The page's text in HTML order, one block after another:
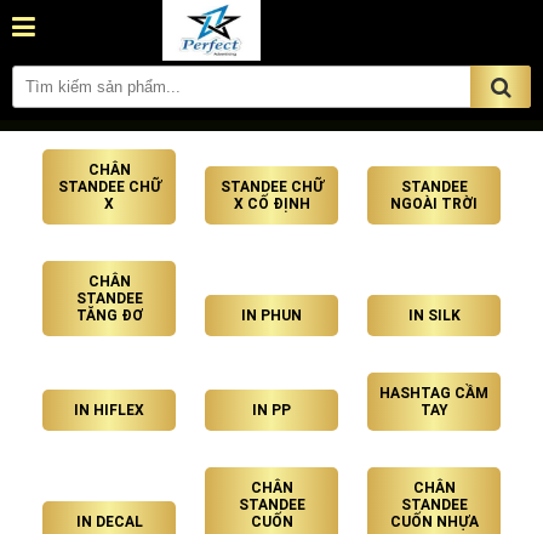
CHÂN
STANDEE CHỮ
X
STANDEE CHỮ
X CỐ ĐỊNH
STANDEE
NGOÀI TRỜI
CHÂN
STANDEE
TĂNG ĐƠ
IN PHUN IN SILK
IN HIFLEX IN PP
HASHTAG CẦM
TAY
IN DECAL
CHÂN
STANDEE
CUỐN
CHÂN
STANDEE
CUỐN NHỰA